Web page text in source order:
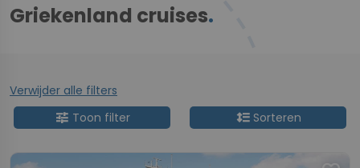
Griekenland cruises.
Verwijder alle filters
tune Toon filter format_line_spacingSorteren